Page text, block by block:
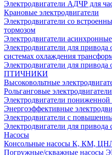
Электродвигатели АДЧР для
Крановые электродвигатели
Электродвигатели со
тормозом
Электродвигатели
Электродвигатели для привода
системах охлаждения
Электродвигатели для привода
ПТИЧНИКИ
Высоковольтные
Рольганговые электродвигатели
Электродвигатели
Энергоэффективные
Электродвигатели с
Электродвигатели для привода
Насосы
Консольные насосы К, КМ,
Погружные/скважные насосы